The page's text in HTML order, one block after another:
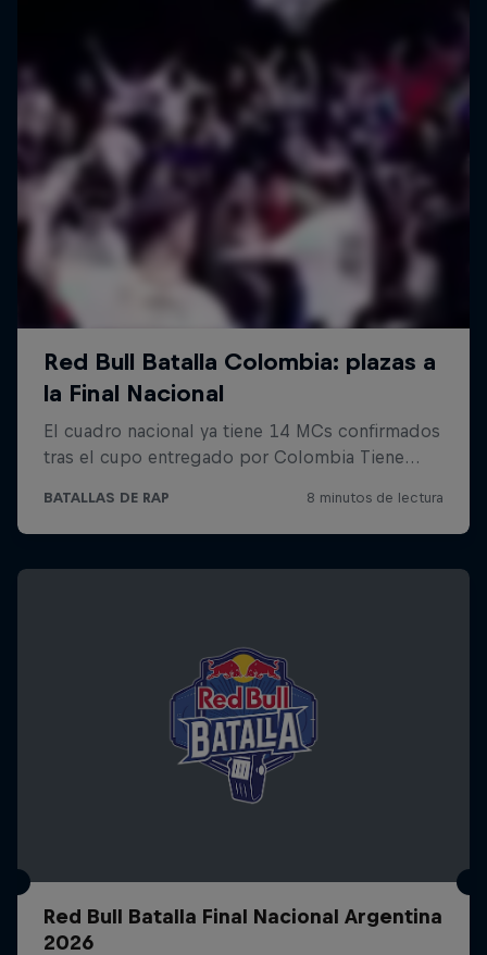
Red Bull Batalla Final Nacional Argentina
2026